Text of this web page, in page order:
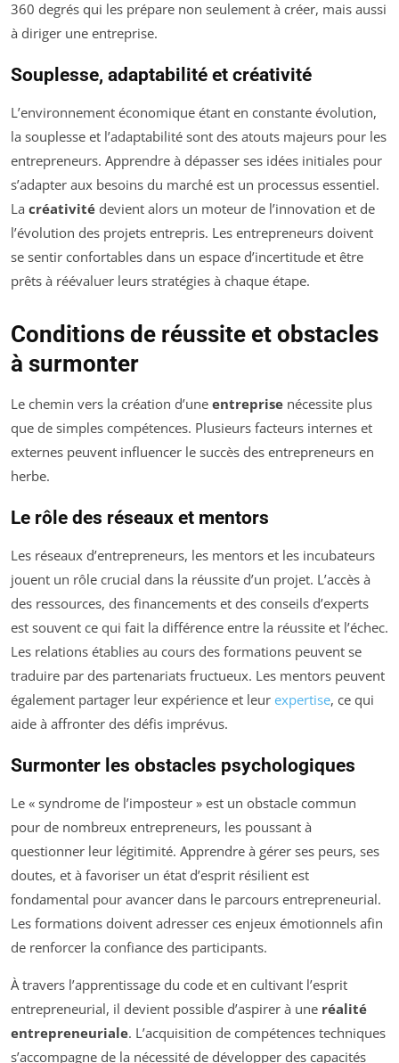
360 degrés qui les prépare non seulement à créer, mais aussi
à diriger une entreprise.
Souplesse, adaptabilité et créativité
L’environnement économique étant en constante évolution,
la souplesse et l’adaptabilité sont des atouts majeurs pour les
entrepreneurs. Apprendre à dépasser ses idées initiales pour
s’adapter aux besoins du marché est un processus essentiel.
La créativité devient alors un moteur de l’innovation et de
l’évolution des projets entrepris. Les entrepreneurs doivent
se sentir confortables dans un espace d’incertitude et être
prêts à réévaluer leurs stratégies à chaque étape.
Conditions de réussite et obstacles
à surmonter
Le chemin vers la création d’une entreprise nécessite plus
que de simples compétences. Plusieurs facteurs internes et
externes peuvent influencer le succès des entrepreneurs en
herbe.
Le rôle des réseaux et mentors
Les réseaux d’entrepreneurs, les mentors et les incubateurs
jouent un rôle crucial dans la réussite d’un projet. L’accès à
des ressources, des financements et des conseils d’experts
est souvent ce qui fait la différence entre la réussite et l’échec.
Les relations établies au cours des formations peuvent se
traduire par des partenariats fructueux. Les mentors peuvent
également partager leur expérience et leur expertise, ce qui
aide à affronter des défis imprévus.
Surmonter les obstacles psychologiques
Le « syndrome de l’imposteur » est un obstacle commun
pour de nombreux entrepreneurs, les poussant à
questionner leur légitimité. Apprendre à gérer ses peurs, ses
doutes, et à favoriser un état d’esprit résilient est
fondamental pour avancer dans le parcours entrepreneurial.
Les formations doivent adresser ces enjeux émotionnels afin
de renforcer la confiance des participants.
À travers l’apprentissage du code et en cultivant l’esprit
entrepreneurial, il devient possible d’aspirer à une réalité
entrepreneuriale. L’acquisition de compétences techniques
s’accompagne de la nécessité de développer des capacités